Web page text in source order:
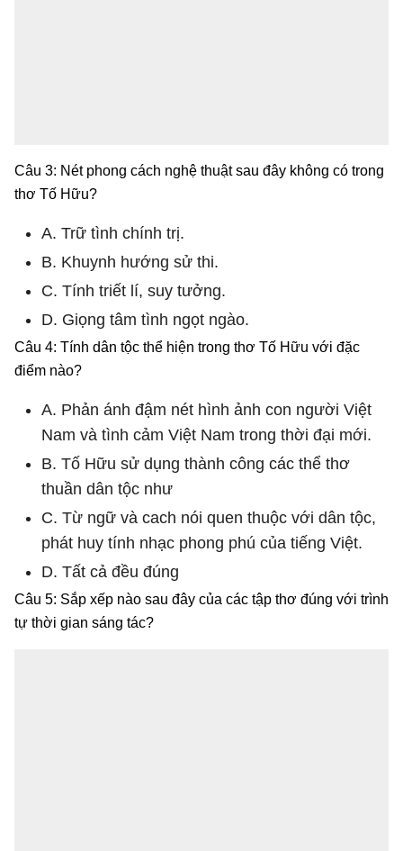
Câu 3: Nét phong cách nghệ thuật sau đây không có trong
thơ Tố Hữu?
A. Trữ tình chính trị.
B. Khuynh hướng sử thi.
C. Tính triết lí, suy tưởng.
D. Giọng tâm tình ngọt ngào.
Câu 4: Tính dân tộc thể hiện trong thơ Tố Hữu với đặc
điểm nào?
A. Phản ánh đậm nét hình ảnh con người Việt
Nam và tình cảm Việt Nam trong thời đại mới.
B. Tố Hữu sử dụng thành công các thể thơ
thuần dân tộc như
C. Từ ngữ và cach nói quen thuộc với dân tộc,
phát huy tính nhạc phong phú của tiếng Việt.
D. Tất cả đều đúng
Câu 5: Sắp xếp nào sau đây của các tập thơ đúng với trình
tự thời gian sáng tác?